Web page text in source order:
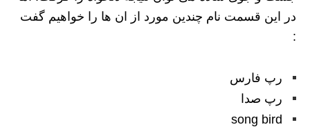
در این قسمت نام چندین مورد از ان ها را خواهیم گفت
:
رپ فارس
رپ صدا
song bird